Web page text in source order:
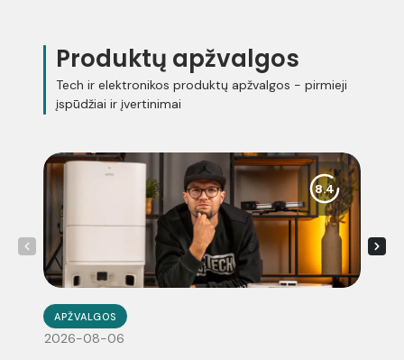
Produktų apžvalgos
Tech ir elektronikos produktų apžvalgos - pirmieji
įspūdžiai ir įvertinimai
8.4
APŽVALGOS
2026-08-06